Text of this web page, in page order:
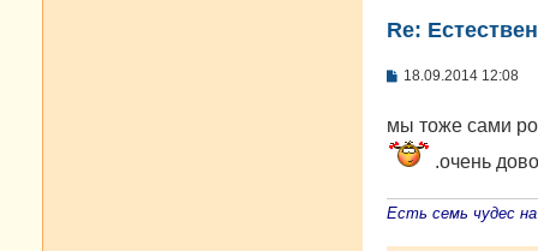
Re:
С
б
щ
е
е
18.09.2014 12:08
мы тоже сами
.очень
Есть семь чудес